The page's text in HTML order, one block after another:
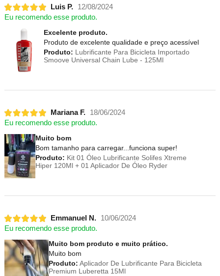
Luis P.
12/08/2024
Eu recomendo esse produto.
Excelente produto.
Produto de excelente qualidade e preço acessível
Produto: Lubrificante Para Bicicleta Importado
Smoove Universal Chain Lube - 125Ml
Mariana F.
18/06/2024
Eu recomendo esse produto.
Muito bom
Bom tamanho para carregar...funciona super!
Produto: Kit 01 Óleo Lubrificante Solifes Xtreme
Hiper 120Ml + 01 Aplicador De Óleo Ryder
Emmanuel N.
10/06/2024
Eu recomendo esse produto.
Muito bom produto e muito prático.
Muito bom
Produto: Aplicador De Lubrificante Para Bicicleta
Premium Luberetta 15Ml